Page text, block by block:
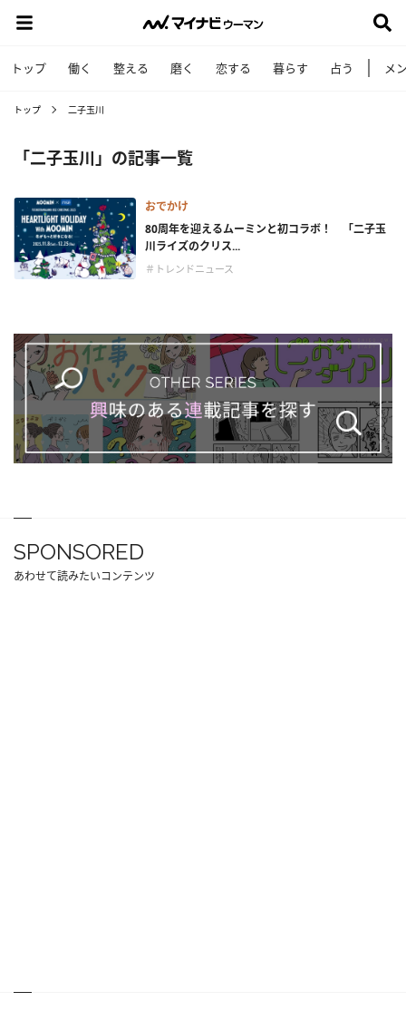
トップ 働く 整える 磨く 恋する 暮らす 占う メ
トップ 二子玉川
「二子玉川」の記事一覧
おでかけ
80周年を迎えるムーミンと初コラボ！ 「二子玉
川ライズのクリス...
＃トレンドニュース
SPONSORED
あわせて読みたいコンテンツ